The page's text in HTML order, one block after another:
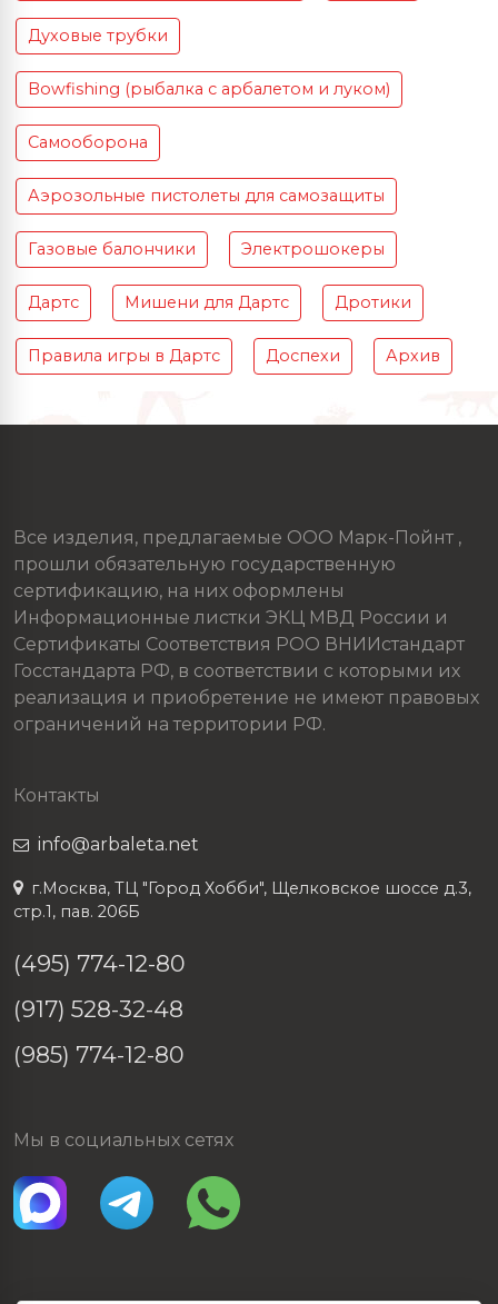
Духовые трубки
Bowfishing (рыбалка с арбалетом и луком)
Самооборона
Аэрозольные пистолеты для самозащиты
Газовые балончики Электрошокеры
Дартс Мишени для Дартс Дротики
Правила игры в Дартс Доспехи Архив
Все изделия, предлагаемые ООО Марк-Пойнт ,
прошли обязательную государственную
сертификацию, на них оформлены
Информационные листки ЭКЦ МВД России и
Сертификаты Соответствия РОО ВНИИстандарт
Госстандарта РФ, в соответствии с которыми их
реализация и приобретение не имеют правовых
ограничений на территории РФ.
Контакты
info@arbaleta.net
г.Москва, ТЦ "Город Хобби", Щелковское шоссе д.3,
стр.1, пав. 206Б
(495) 774-12-80
(917) 528-32-48
(985) 774-12-80
Мы в социальных сетях